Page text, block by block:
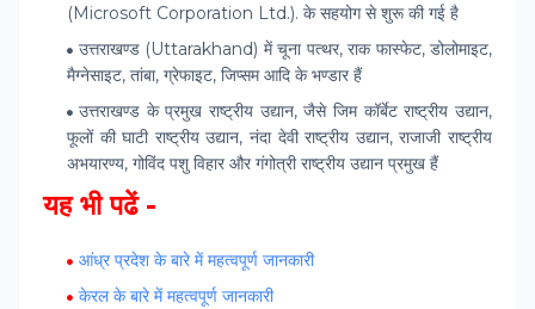
(Microsoft Corporation Ltd.). के सहयोग से शुरू की गई है
उत्तराखण्ड (Uttarakhand) में चूना पत्थर, राक फास्फेट, डोलोमाइट,
मैग्नेसाइट, तांबा, ग्रेफाइट, जिप्सम आदि के भण्डार हैं
उत्तराखण्ड के प्रमुख राष्ट्रीय उद्यान, जैसे जिम कॉर्बेट राष्ट्रीय उद्यान,
फूलों की घाटी राष्ट्रीय उद्यान, नंदा देवी राष्ट्रीय उद्यान, राजाजी राष्ट्रीय
अभयारण्य, गोविंद पशु विहार और गंगोत्री राष्ट्रीय उद्यान प्रमुख हैं
यह भी पढें -
आंध्र प्रदेश के बारे में महत्‍वपूर्ण जानकारी
केरल के बारे में महत्‍वपूर्ण जानकारी